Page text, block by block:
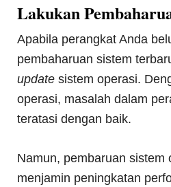
Lakukan
Apabila perangkat Anda
pembaharuan sistem
updatesistem operasi.
operasi, masalah dalam
teratasi dengan baik.
Namun, pembaruan sistem
menjamin peningkatan